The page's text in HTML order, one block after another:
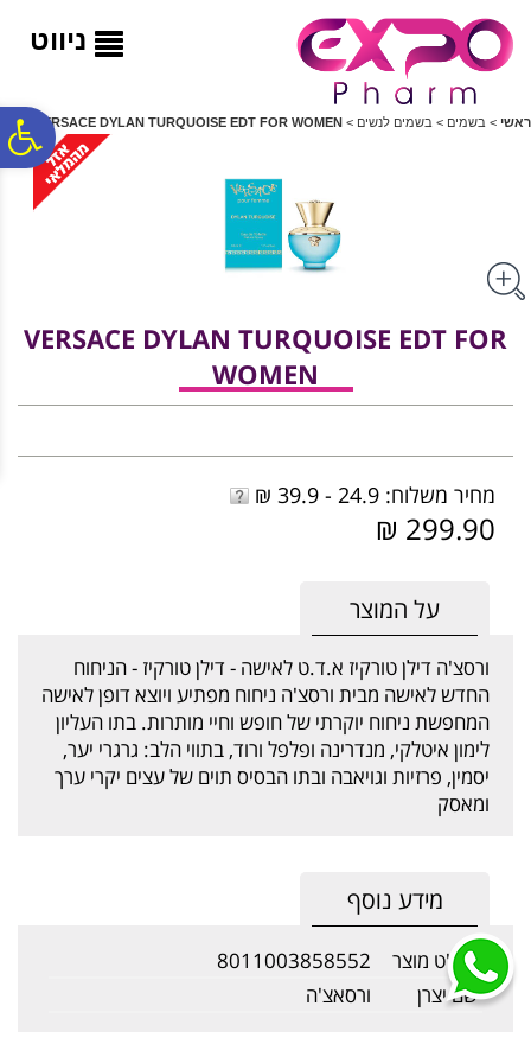
ניווט
ראשי > בשמים > בשמים לנשים >
VERSACE DYLAN TURQUOISE EDT FOR WOMEN
VERSACE DYLAN TURQUOISE EDT FOR
WOMEN
מחיר משלוח: 24.9 - 39.9 ₪
299.90 ₪
על המוצר
ורסצ'ה דילן טורקיז א.ד.ט לאישה - דילן טורקיז - הניחוח
החדש לאישה מבית ורסצ'ה ניחוח מפתיע ויוצא דופן לאישה
המחפשת ניחוח יוקרתי של חופש וחיי מותרות. בתו העליון
לימון איטלקי, מנדרינה ופלפל ורוד, בתווי הלב: גרגרי יער,
יסמין, פרזיות וגויאבה ובתו הבסיס תוים של עצים יקרי ערך
ומאסק
מידע נוסף
מק"ט מוצר
8011003858552
שם יצרן
ורסאצ'ה